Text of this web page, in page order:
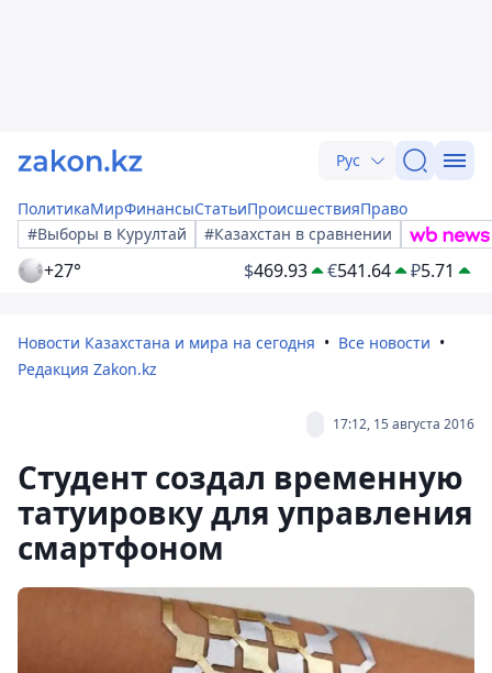
Рус
ПолитикаМирФинансыСтатьиПроисшествияПраво
#Выборы в Курултай
#Казахстан в сравнении
+27° $469.93 €541.64 ₽5.71
Новости Казахстана и мира на сегодня
Все новости
Редакция Zakon.kz
17:12, 15 августа 2016
Студент создал временную
татуировку для управления
смартфоном